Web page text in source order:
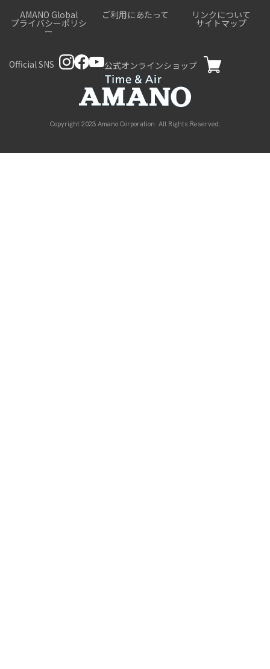
AMANO Global ご利用にあたって リンクについて
プライバシーポリシ
ー
サイトマップ
Official SNS 公式オンラインショップ
Copyright 2023 Amano Corporation. All Rights Reserved.